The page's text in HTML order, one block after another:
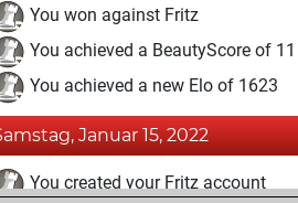
You won against Fritz
You achieved a BeautyScore of 11
You achieved a new Elo of 1623
Januar 15, 2022
You created your Fritz account